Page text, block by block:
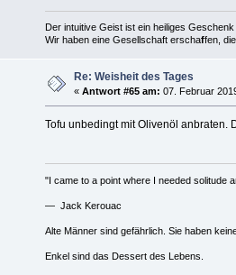
Der intuitive Geist ist ein heiliges
Wir haben eine Gesellschaft erschaffen,
Re: Weisheit des Tages
«Antwort #65 am: 07. Februar
Tofu unbedingt mit Olivenöl anbraten.
"I came to a point where I needed solitude
— Jack Kerouac
Alte Männer sind gefährlich. Sie haben
Enkel sind das Dessert des Lebens.